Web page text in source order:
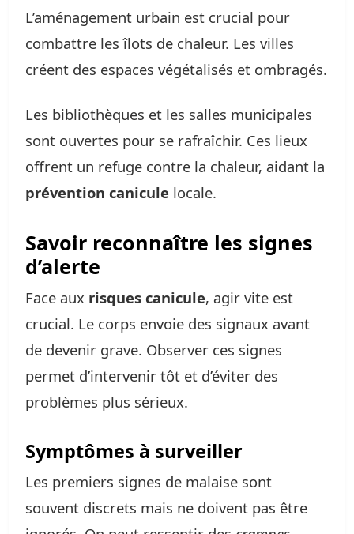
L’aménagement urbain est crucial pour
combattre les îlots de chaleur. Les villes
créent des espaces végétalisés et ombragés.
Les bibliothèques et les salles municipales
sont ouvertes pour se rafraîchir. Ces lieux
offrent un refuge contre la chaleur, aidant la
prévention canicule locale.
Savoir reconnaître les signes
d’alerte
Face aux risques canicule, agir vite est
crucial. Le corps envoie des signaux avant
de devenir grave. Observer ces signes
permet d’intervenir tôt et d’éviter des
problèmes plus sérieux.
Symptômes à surveiller
Les premiers signes de malaise sont
souvent discrets mais ne doivent pas être